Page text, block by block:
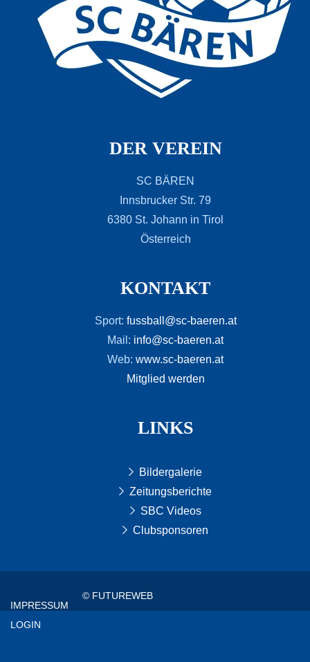
DER VEREIN
SC BÄREN
Innsbrucker Str. 79
6380 St. Johann in Tirol
Österreich
KONTAKT
Sport: fussball@sc-baeren.at
Mail: info@sc-baeren.at
Web: www.sc-baeren.at
Mitglied werden
LINKS
Bildergalerie
Zeitungsberichte
SBC Videos
Clubsponsoren
IMPRESSUM
LOGIN
© FUTUREWEB